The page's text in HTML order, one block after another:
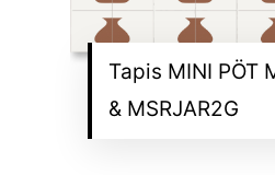
Tapis MINI PÖT
& MSRJAR2G